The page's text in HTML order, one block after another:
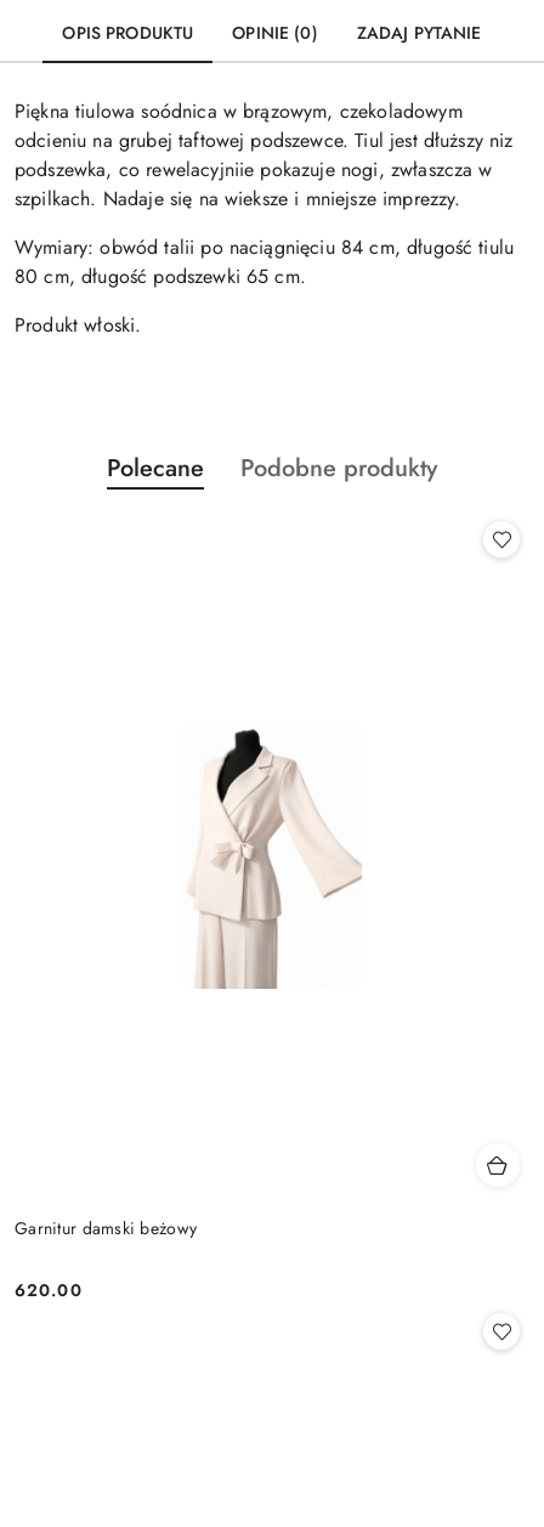
OPIS PRODUKTU OPINIE (0) ZADAJ PYTANIE
Piękna tiulowa soódnica w brązowym, czekoladowym
odcieniu na grubej taftowej podszewce. Tiul jest dłuższy niz
podszewka, co rewelacyjniie pokazuje nogi, zwłaszcza w
szpilkach. Nadaje się na wieksze i mniejsze imprezzy.
Wymiary: obwód talii po naciągnięciu 84 cm, długość tiulu
80 cm, długość podszewki 65 cm.
Produkt włoski.
Pomiń karuzelę produktów
Produkty
o
Polecane
Produkty
Podobne produkty
Garnitur damski beżowy
Cena:
620.00